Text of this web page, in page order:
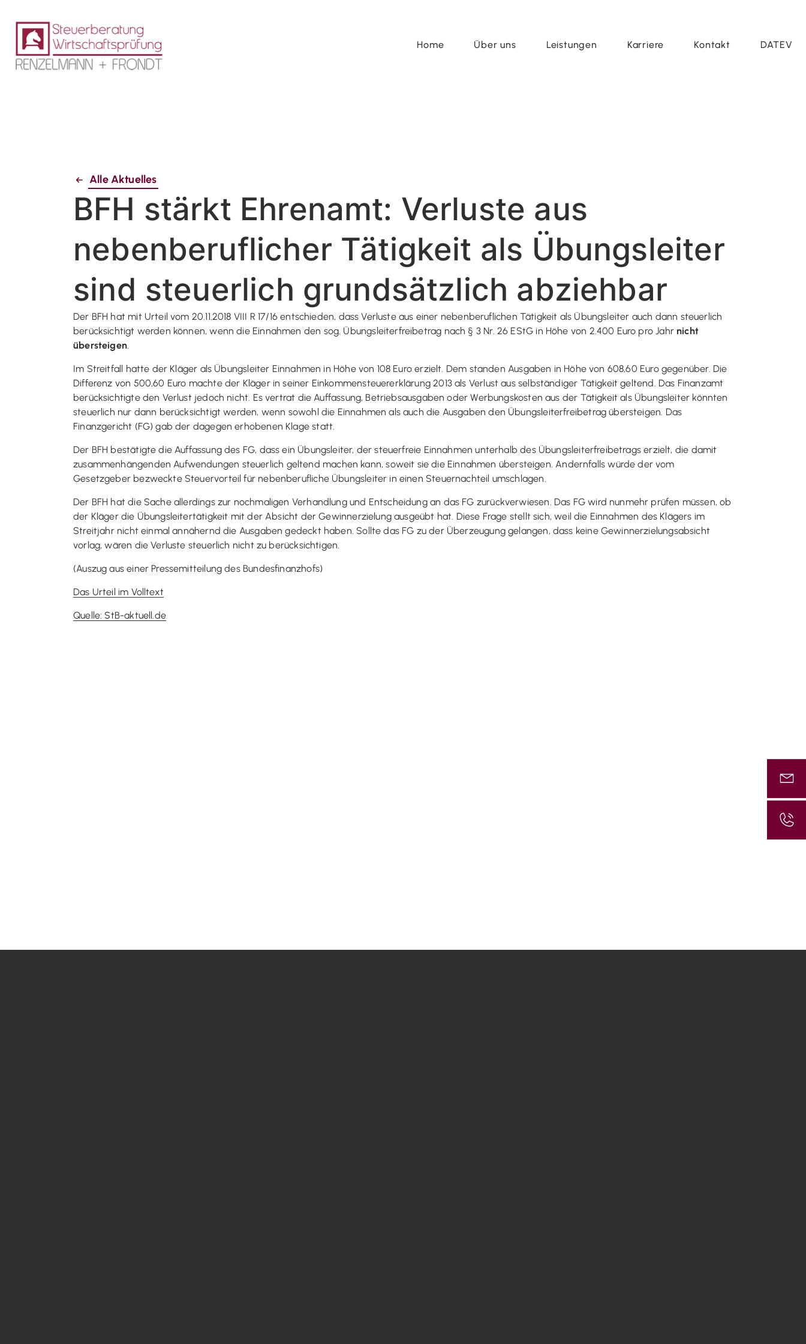
Home Über uns Leistungen Karriere Kontakt DATEV
Alle Aktuelles
BFH stärkt Ehrenamt: Verluste aus
nebenberuflicher Tätigkeit als Übungsleiter
sind steuerlich grundsätzlich abziehbar
Der BFH hat mit Urteil vom 20.11.2018 VIII R 17/16 entschieden, dass Verluste aus einer nebenberuflichen Tätigkeit als Übungsleiter auch dann steuerlich
berücksichtigt werden können, wenn die Einnahmen den sog. Übungsleiterfreibetrag nach § 3 Nr. 26 EStG in Höhe von 2.400 Euro pro Jahr nicht
übersteigen.
Im Streitfall hatte der Kläger als Übungsleiter Einnahmen in Höhe von 108 Euro erzielt. Dem standen Ausgaben in Höhe von 608,60 Euro gegenüber. Die
Differenz von 500,60 Euro machte der Kläger in seiner Einkommensteuererklärung 2013 als Verlust aus selbständiger Tätigkeit geltend. Das Finanzamt
berücksichtigte den Verlust jedoch nicht. Es vertrat die Auffassung, Betriebsausgaben oder Werbungskosten aus der Tätigkeit als Übungsleiter könnten
steuerlich nur dann berücksichtigt werden, wenn sowohl die Einnahmen als auch die Ausgaben den Übungsleiterfreibetrag übersteigen. Das
Finanzgericht (FG) gab der dagegen erhobenen Klage statt.
Der BFH bestätigte die Auffassung des FG, dass ein Übungsleiter, der steuerfreie Einnahmen unterhalb des Übungsleiterfreibetrags erzielt, die damit
zusammenhängenden Aufwendungen steuerlich geltend machen kann, soweit sie die Einnahmen übersteigen. Andernfalls würde der vom
Gesetzgeber bezweckte Steuervorteil für nebenberufliche Übungsleiter in einen Steuernachteil umschlagen.
Der BFH hat die Sache allerdings zur nochmaligen Verhandlung und Entscheidung an das FG zurückverwiesen. Das FG wird nunmehr prüfen müssen, ob
der Kläger die Übungsleitertätigkeit mit der Absicht der Gewinnerzielung ausgeübt hat. Diese Frage stellt sich, weil die Einnahmen des Klägers im
Streitjahr nicht einmal annähernd die Ausgaben gedeckt haben. Sollte das FG zu der Überzeugung gelangen, dass keine Gewinnerzielungsabsicht
vorlag, wären die Verluste steuerlich nicht zu berücksichtigen.
(Auszug aus einer Pressemitteilung des Bundesfinanzhofs)
Das Urteil im Volltext
Quelle: StB-aktuell.de